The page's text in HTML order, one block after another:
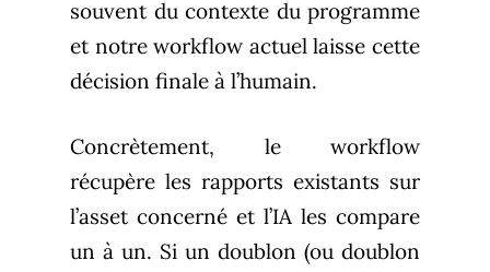
souvent du contexte du programme
et notre workflow actuel laisse cette
décision finale à l’humain.
Concrètement, le workflow
récupère les rapports existants sur
l’asset concerné et l’IA les compare
un à un. Si un doublon (ou doublon